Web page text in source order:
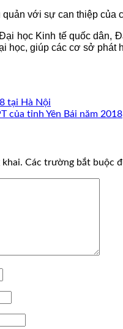
với sự can thiệp
học Kinh tế quốc dân,
học, giúp các cơ sở
tại Hà Nội
của tỉnh Yên Bái năm 2018
khai. Các trường bắt buộc